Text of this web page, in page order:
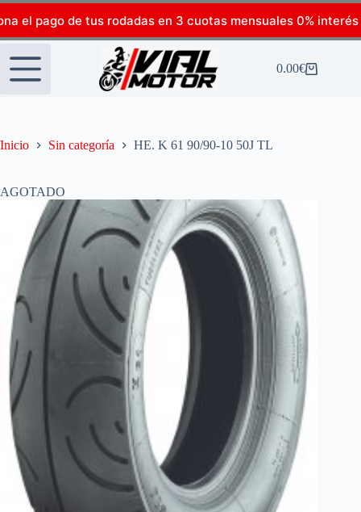
el pago de tus rodadas en 3 cuotas mensuales 0% interés
0.00€
Inicio Sin categoría HE. K 61 90/90-10 50J TL
AGOTADO